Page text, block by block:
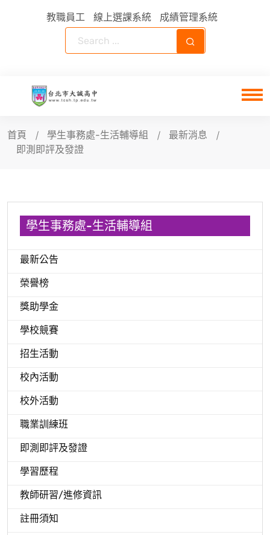
教職員工 線上選課系統 成績管理系統
首頁 學生事務處-生活輔導組
最新消息
即測即評及發證
學生事務處-生活輔導組
最新公告
榮譽榜
獎助學金
學校競賽
招生活動
校內活動
校外活動
職業訓練班
即測即評及發證
學習歷程
教師研習/進修資訊
註冊須知